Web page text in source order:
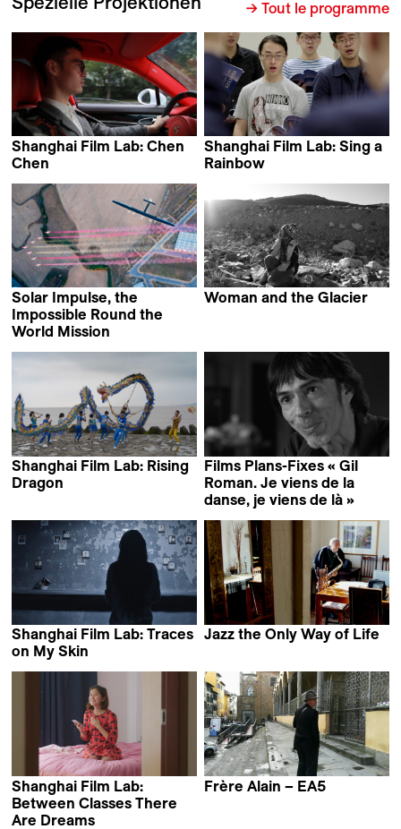
→ Tout le programme
Shanghai Film Lab: Chen
Chen
Shanghai Film Lab: Sing a
Rainbow
Solar Impulse, the
Impossible Round the
World Mission
Mathieu Czernichow
Woman and the Glacier
Shanghai Film Lab: Rising
Dragon
Films Plans-Fixes « Gil
Roman. Je viens de la
danse, je viens de là »
Shanghai Film Lab: Traces
on My Skin
Jazz the Only Way of Life
Shanghai Film Lab:
Between Classes There
Are Dreams
Frère Alain – EA5